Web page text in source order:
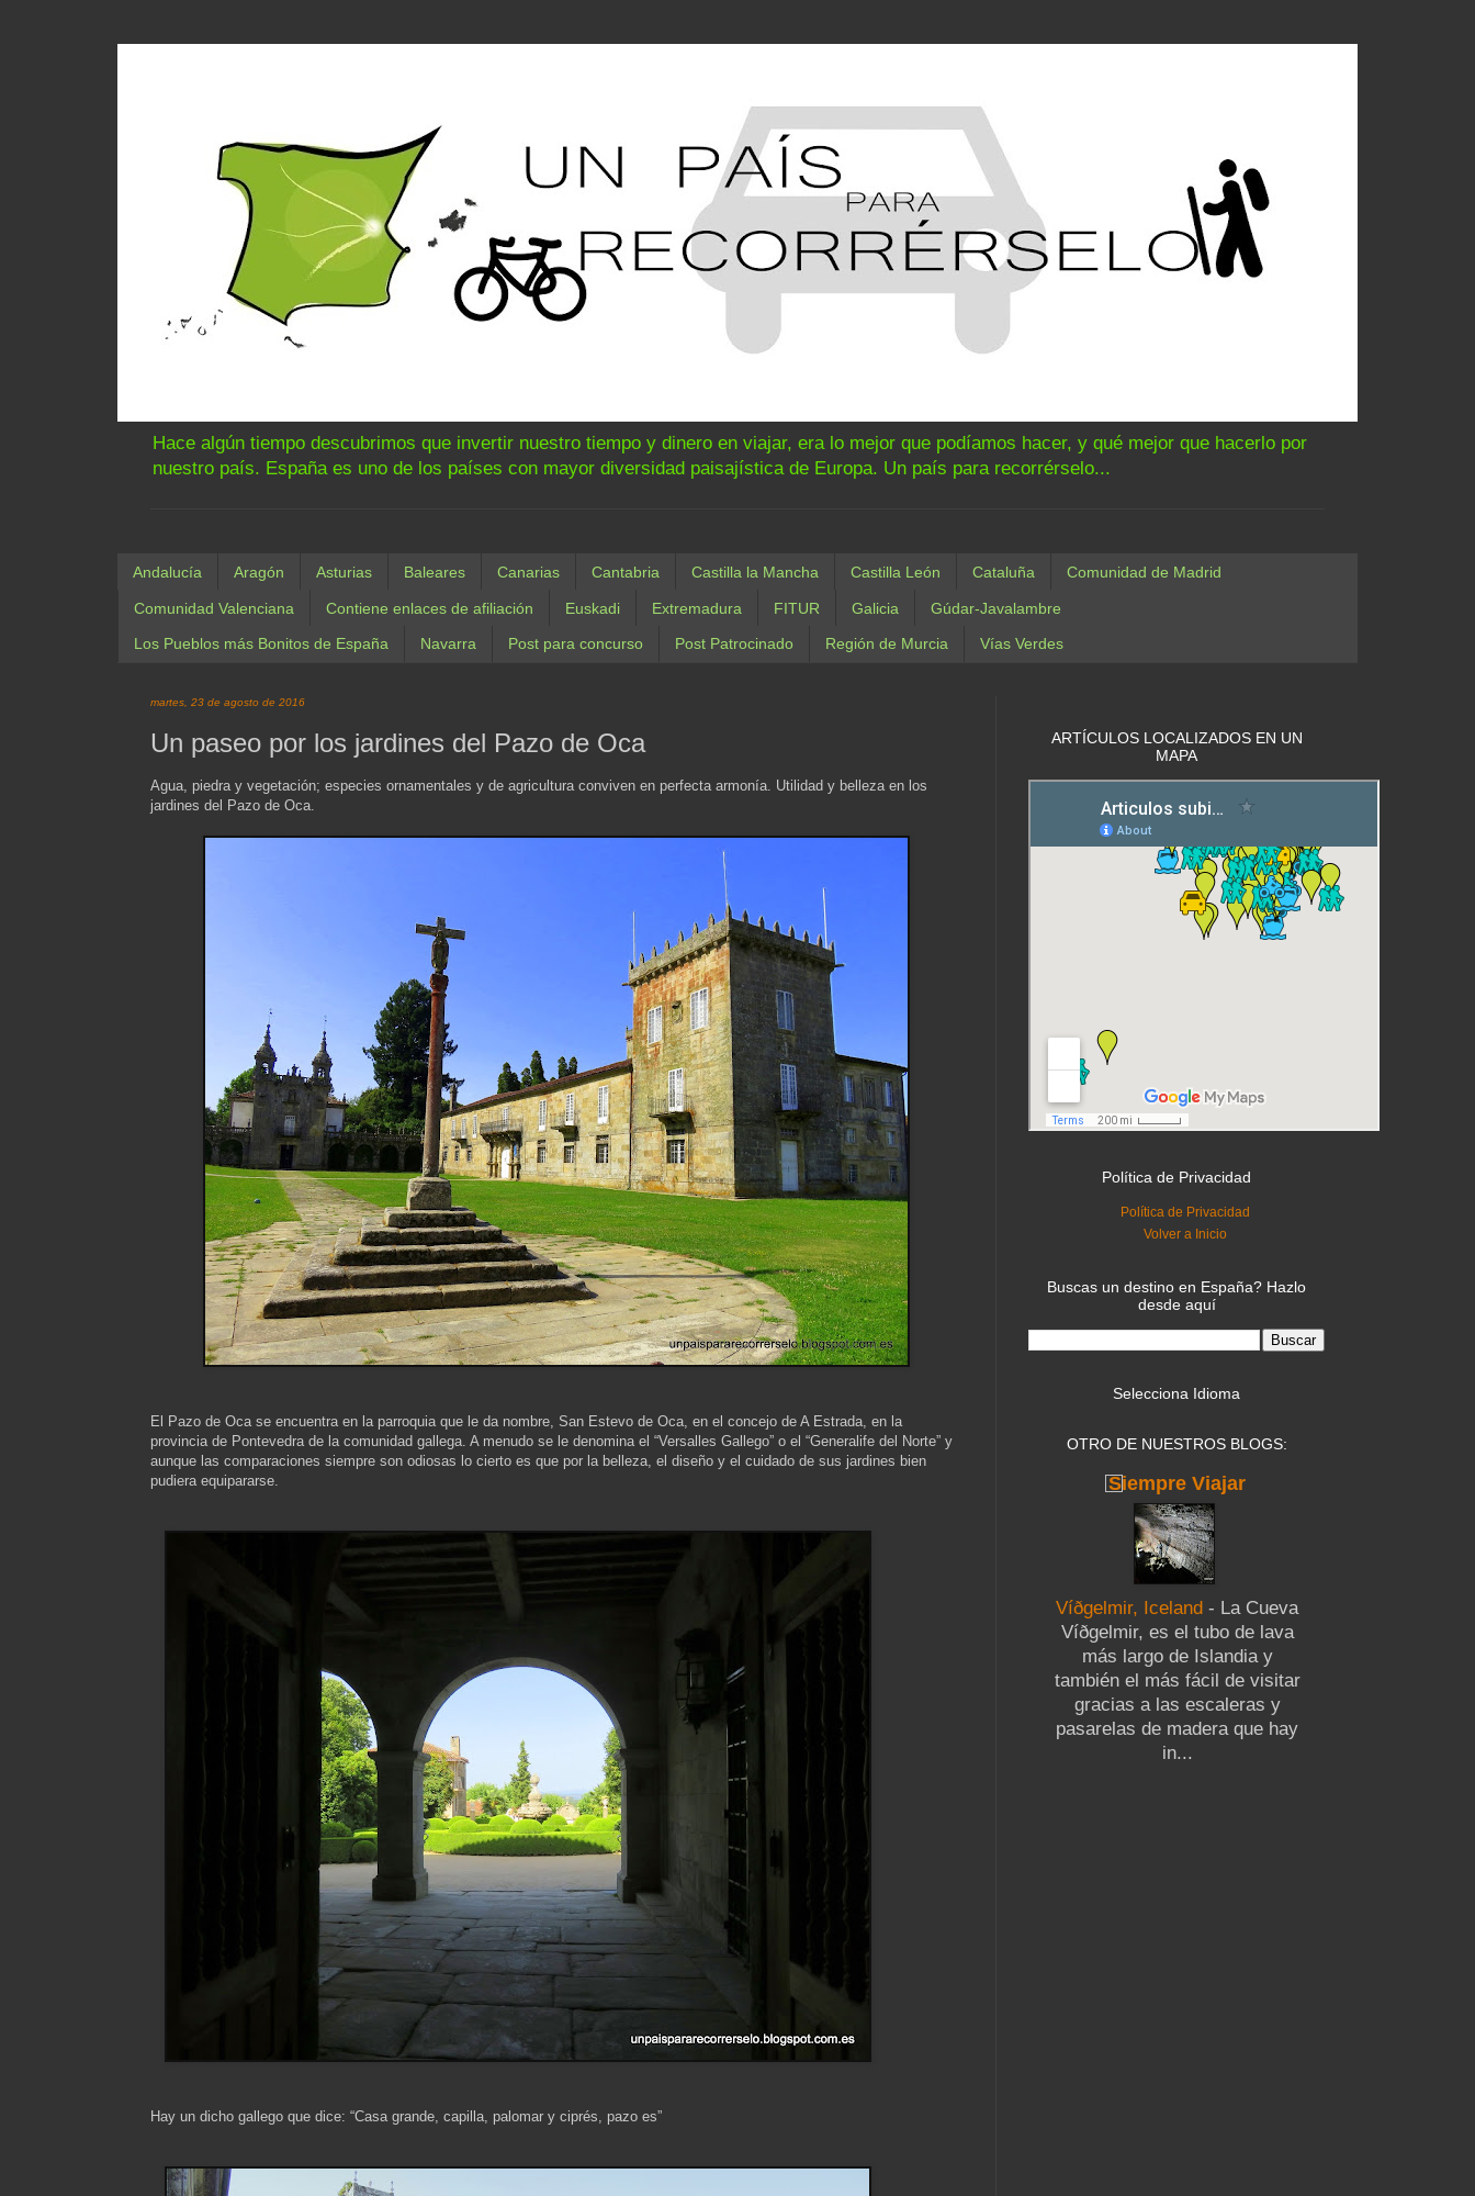
Hace algún tiempo descubrimos que invertir nuestro tiempo y dinero en viajar, era lo mejor que podíamos hacer, y qué mejor que hacerlo por
nuestro país. España es uno de los países con mayor diversidad paisajística de Europa. Un país para recorrérselo...
Andalucía Aragón Asturias Baleares Canarias Cantabria Castilla la Mancha Castilla León Cataluña Comunidad de Madrid
Comunidad Valenciana Contiene enlaces de afiliación Euskadi Extremadura FITUR Galicia Gúdar-Javalambre
Los Pueblos más Bonitos de España Navarra Post para concurso Post Patrocinado Región de Murcia Vías Verdes
martes, 23 de agosto de 2016
Un paseo por los jardines del Pazo de Oca
Agua, piedra y vegetación; especies ornamentales y de agricultura conviven en perfecta armonía. Utilidad y belleza en los
jardines del Pazo de Oca.
El Pazo de Oca se encuentra en la parroquia que le da nombre, San Estevo de Oca, en el concejo de A Estrada, en la
provincia de Pontevedra de la comunidad gallega. A menudo se le denomina el “Versalles Gallego” o el “Generalife del Norte” y
aunque las comparaciones siempre son odiosas lo cierto es que por la belleza, el diseño y el cuidado de sus jardines bien
pudiera equipararse.
Hay un dicho gallego que dice: “Casa grande, capilla, palomar y ciprés, pazo es”
ARTÍCULOS LOCALIZADOS EN UN
MAPA
Política de Privacidad
Política de Privacidad
Volver a Inicio
Buscas un destino en España? Hazlo
desde aquí
Selecciona Idioma
OTRO DE NUESTROS BLOGS:
Siempre Viajar
Víðgelmir, Iceland- La Cueva
Víðgelmir, es el tubo de lava
más largo de Islandia y
también el más fácil de visitar
gracias a las escaleras y
pasarelas de madera que hay
in...